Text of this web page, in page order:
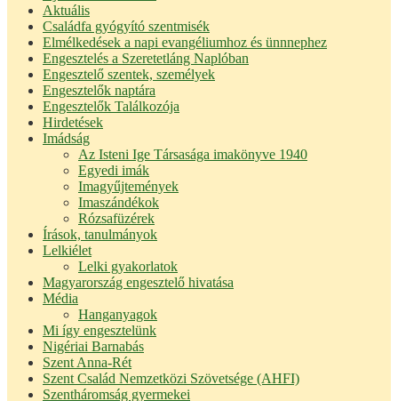
Aktuális
Családfa gyógyító szentmisék
Elmélkedések a napi evangéliumhoz és ünnnephez
Engesztelés a Szeretetláng Naplóban
Engesztelő szentek, személyek
Engesztelők naptára
Engesztelők Találkozója
Hirdetések
Imádság
Az Isteni Ige Társasága imakönyve 1940
Egyedi imák
Imagyűjtemények
Imaszándékok
Rózsafüzérek
Írások, tanulmányok
Lelkiélet
Lelki gyakorlatok
Magyarország engesztelő hivatása
Média
Hanganyagok
Mi így engesztelünk
Nigériai Barnabás
Szent Anna-Rét
Szent Család Nemzetközi Szövetsége (AHFI)
Szentháromság gyermekei